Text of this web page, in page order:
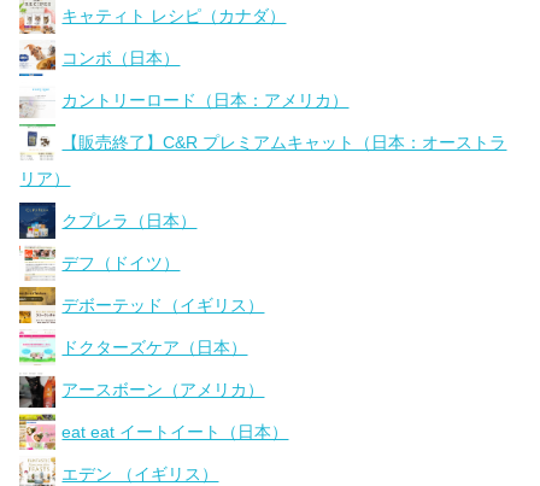
キャティト レシピ（カナダ）
コンボ（日本）
カントリーロード（日本：アメリカ）
【販売終了】C&R プレミアムキャット（日本：オーストラ
リア）
クプレラ（日本）
デフ（ドイツ）
デボーテッド（イギリス）
ドクターズケア（日本）
アースボーン（アメリカ）
eat eat イートイート（日本）
エデン （イギリス）